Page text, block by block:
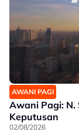
AWANI PAGI
Awani Pagi: N. Sembilan Memilih | Analisis Pasca
Keputusan
02/08/2026